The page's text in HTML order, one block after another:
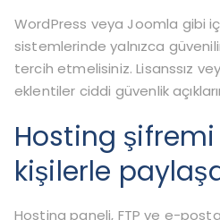
WordPress veya Joomla gibi
sistemlerinde yalnızca
tercih etmelisiniz. Lisanssız
eklentiler ciddi güvenlik
Hosting
kişilerle
Hosting paneli, FTP ve e-